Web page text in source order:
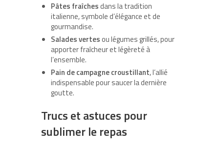
Pâtes fraîchesdans la tradition
italienne, symbole d’élégance et de
gourmandise.
Salades vertesou légumes grillés, pour
apporter fraîcheur et légèreté à
l’ensemble.
Pain de campagne croustillant, l’allié
indispensable pour saucer la dernière
goutte.
Trucs et astuces pour
sublimer le repas